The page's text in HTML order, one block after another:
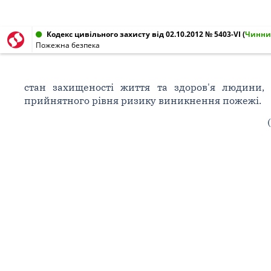
Кодекс цивільного захисту від 02.10.2012 № 5403-VI (
Пожежна безпека